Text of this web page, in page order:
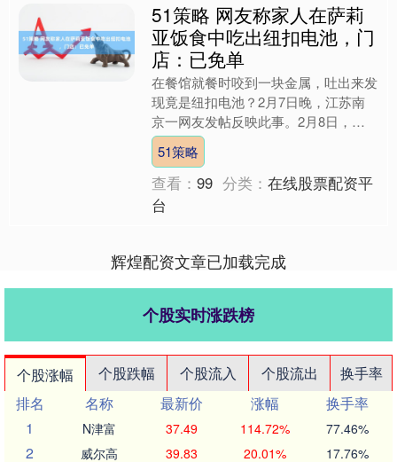
51策略 网友称家人在萨莉
亚饭食中吃出纽扣电池，门
店：已免单
在餐馆就餐时咬到一块金属，吐出来发
现竟是纽扣电池？2月7日晚，江苏南
京一网友发帖反映此事。2月8日，涉
事门店工作人员回应极目新闻记者称，
事发后已给顾客免单，目前....
51策略
查看：99 分类：在线股票配资平
台
辉煌配资文章已加载完成
个股实时涨跌榜
个股涨幅 个股跌幅 个股流入 个股流出
换手率
排名
名称 最新价 涨幅
换手率
1
N津富 37.49 114.72% 77.46%
2 威尔高 39.83 20.01% 17.76%